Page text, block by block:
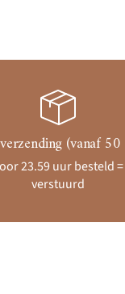
(vanaf
23.59 uur besteld
verstuurd